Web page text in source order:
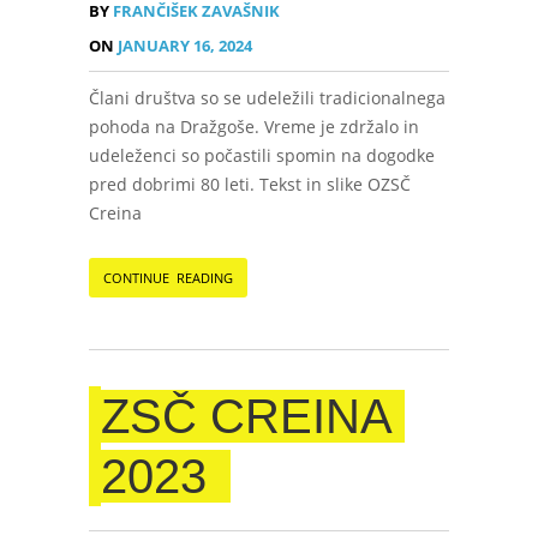
BY FRANČIŠEK ZAVAŠNIK
ON JANUARY 16, 2024
Člani društva so se udeležili tradicionalnega
pohoda na Dražgoše. Vreme je zdržalo in
udeleženci so počastili spomin na dogodke
pred dobrimi 80 leti. Tekst in slike OZSČ
Creina
CONTINUE READING
ZSČ CREINA
2023